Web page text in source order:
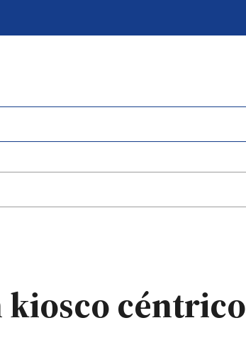
kiosco céntrico